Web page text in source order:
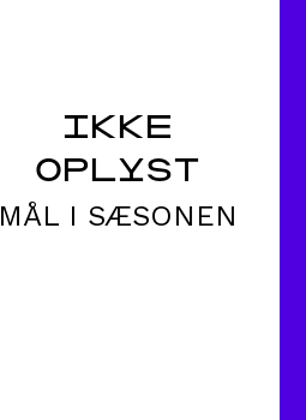
IKKE
OPLYST
MÅL I SÆSONEN